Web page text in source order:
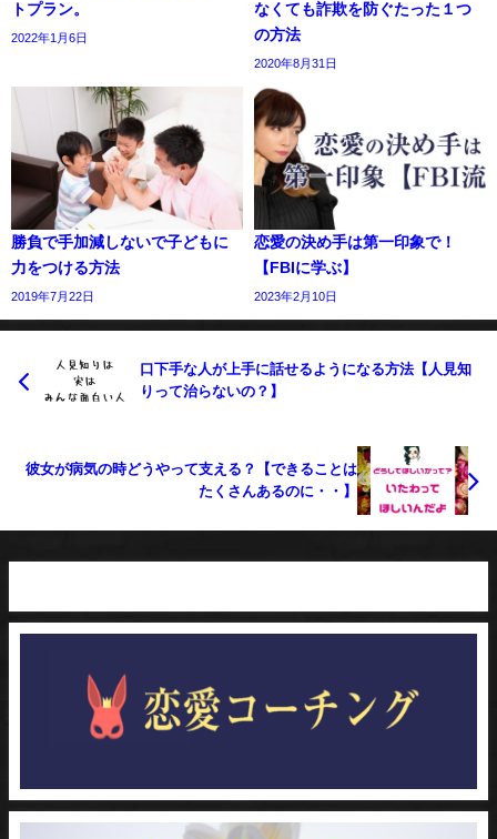
トプラン。
2022年1月6日
なくても詐欺を防ぐたった１つ
の方法
2020年8月31日
勝負で手加減しないで子どもに
力をつける方法
2019年7月22日
恋愛の決め手は第一印象で！
【FBIに学ぶ】
2023年2月10日
口下手な人が上手に話せるようになる方法【人見知
りって治らないの？】
彼女が病気の時どうやって支える？【できることは
たくさんあるのに・・】